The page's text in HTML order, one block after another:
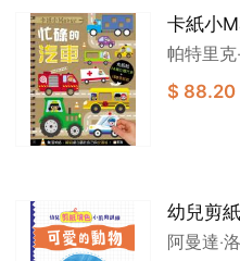
卡紙小
帕特里克
$ 88.20
幼兒剪
物
阿曼達‧